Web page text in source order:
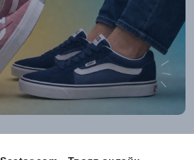
обувки и сандали